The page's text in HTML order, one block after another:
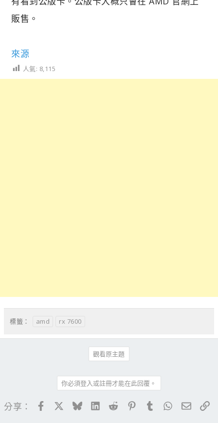
販售。
來源
人氣: 8,115
標籤： amd rx 7600
觀看原主題
你必須登入或註冊才能在此回覆。
分享： FacebookBlueskyLinkedIn
Reddit PinterestTumblrWhatsApp
電子